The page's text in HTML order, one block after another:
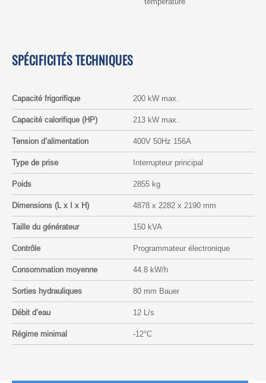
SPÉCIFICITÉS TECHNIQUES
Capacité frigorifique 200 kW max.
Capacité calorifique (HP) 213 kW max.
Tension d’alimentation 400V 50Hz 156A
Type de prise Interrupteur principal
Poids 2855 kg
Dimensions (L x I x H) 4878 x 2282 x 2190 mm
Taille du générateur 150 kVA
Contrôle Programmateur électronique
Consommation moyenne 44.8 kW/h
Sorties hydrauliques 80 mm Bauer
Débit d’eau 12 L/s
Régime minimal -12°C